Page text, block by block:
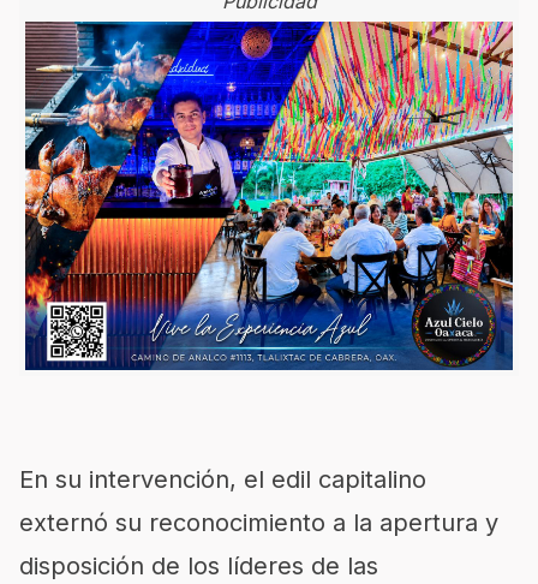
En su intervención, el edil capitalino
externó su reconocimiento a la apertura y
disposición de los líderes de las